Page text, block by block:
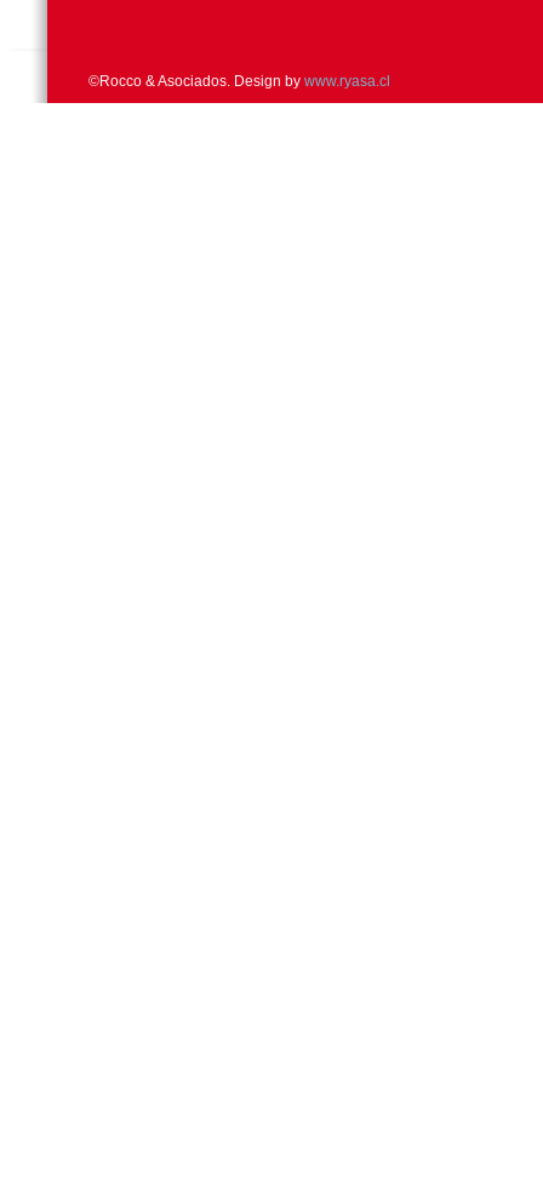
©Rocco & Asociados. Design by www.ryasa.cl